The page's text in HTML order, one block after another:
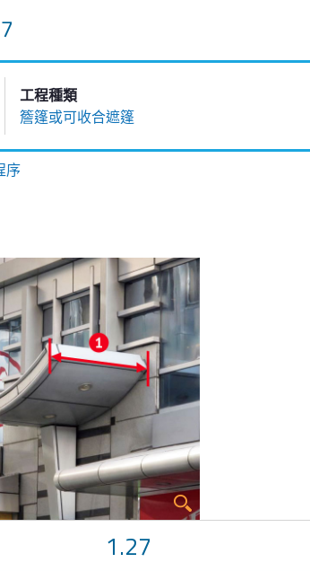
工程種類
簷篷或可收合遮篷
序
1.27